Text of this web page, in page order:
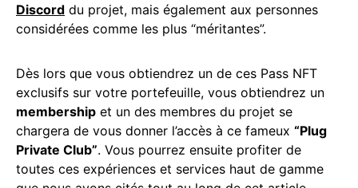
Discord du projet, mais également aux personnes
considérées comme les plus “méritantes”.
Dès lors que vous obtiendrez un de ces Pass NFT
exclusifs sur votre portefeuille, vous obtiendrez un
membership et un des membres du projet se
chargera de vous donner l’accès à ce fameux “Plug
Private Club”. Vous pourrez ensuite profiter de
toutes ces expériences et services haut de gamme